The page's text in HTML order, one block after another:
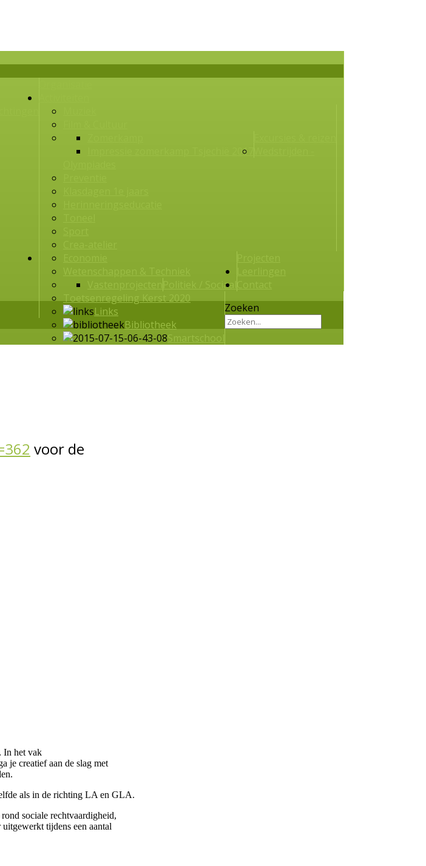
Impressie zomerkamp Tsjechië 2017
Politiek / Sociaal
Toetsenregeling Kerst 2020
Links
Bibliotheek
Smartschool
Zoeken
voor de
In het vak
je creatief aan de slag met
als in de richting LA en GLA.
sociale rechtvaardigheid,
tijdens een aantal